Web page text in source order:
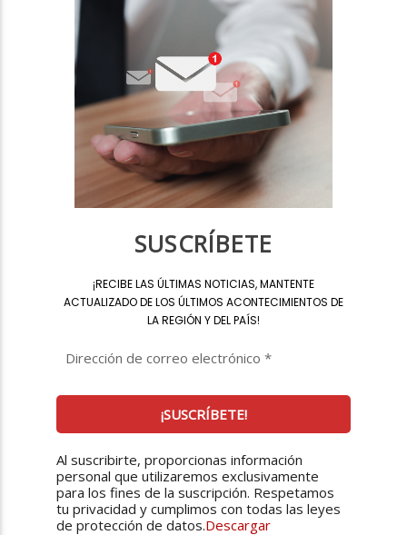
SUSCRÍBETE
¡RECIBE LAS ÚLTIMAS NOTICIAS, MANTENTE
ACTUALIZADO DE LOS ÚLTIMOS ACONTECIMIENTOS DE
LA REGIÓN Y DEL PAÍS!
Al suscribirte, proporcionas información
personal que utilizaremos exclusivamente
para los fines de la suscripción. Respetamos
tu privacidad y cumplimos con todas las leyes
de protección de datos.Descargar